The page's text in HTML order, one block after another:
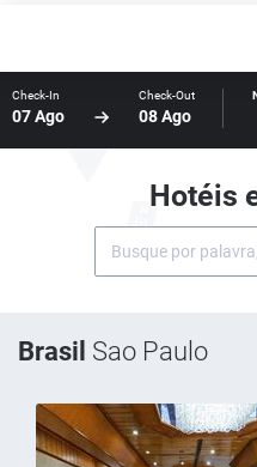
Check-In
07 Ago
Check-Out
08 Ago
Hotéis
Brasil Sao Paulo